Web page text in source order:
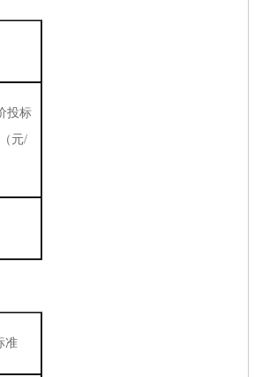
中山市火炬科学技术学校（南朗校区）善贤楼一
投标
元/
准